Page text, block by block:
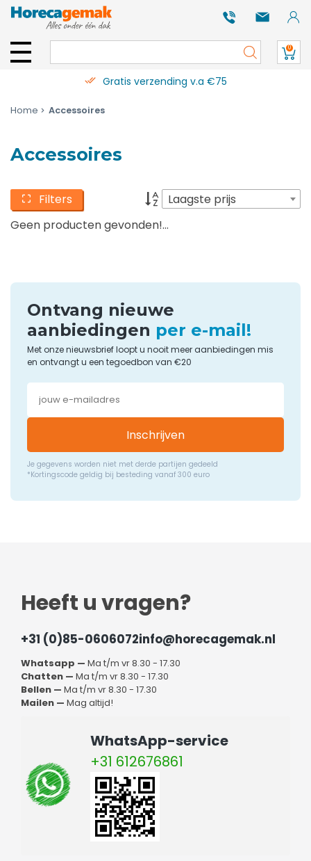
0
Gratis verzending v.a €75
Home Accessoires
Accessoires
Filters
Laagste prijs
Geen producten gevonden!...
Ontvang nieuwe
aanbiedingen per e-mail!
Met onze nieuwsbrief loopt u nooit meer aanbiedingen mis
en ontvangt u een tegoedbon van €20
Inschrijven
Je gegevens worden niet met derde partijen gedeeld
*Kortingscode geldig bij besteding vanaf 300 euro
Heeft u vragen?
+31 (0)85-0606072info@horecagemak.nl
Whatsapp — Ma t/m vr 8.30 - 17.30
Chatten — Ma t/m vr 8.30 - 17.30
Bellen — Ma t/m vr 8.30 - 17.30
Mailen — Mag altijd!
WhatsApp-service
+31 612676861